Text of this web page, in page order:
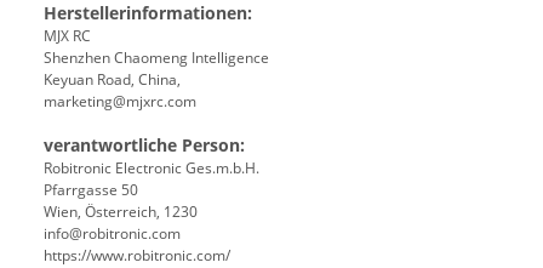
Herstellerinformationen:
MJX RC
Shenzhen Chaomeng Intelligence
Keyuan Road, China,
marketing@mjxrc.com
verantwortliche Person:
Robitronic Electronic Ges.m.b.H.
Pfarrgasse 50
Wien, Österreich, 1230
info@robitronic.com
https://www.robitronic.com/